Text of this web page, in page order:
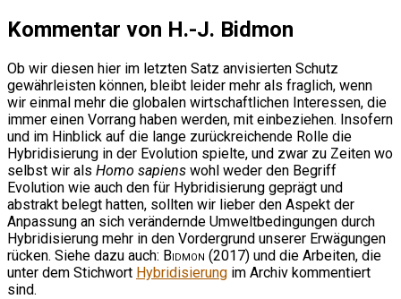
Kommentar von H.-J. Bidmon
Ob wir diesen hier im letzten Satz anvisierten Schutz
gewährleisten können, bleibt leider mehr als fraglich, wenn
wir einmal mehr die globalen wirtschaftlichen Interessen, die
immer einen Vorrang haben werden, mit einbeziehen. Insofern
und im Hinblick auf die lange zurückreichende Rolle die
Hybridisierung in der Evolution spielte, und zwar zu Zeiten wo
selbst wir als Homo sapiens wohl weder den Begriff
Evolution wie auch den für Hybridisierung geprägt und
abstrakt belegt hatten, sollten wir lieber den Aspekt der
Anpassung an sich verändernde Umweltbedingungen durch
Hybridisierung mehr in den Vordergrund unserer Erwägungen
rücken. Siehe dazu auch: Bidmon (2017) und die Arbeiten, die
unter dem Stichwort Hybridisierung im Archiv kommentiert
sind.